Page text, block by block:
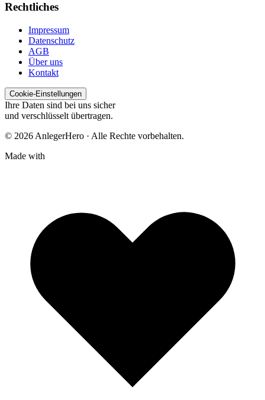
Rechtliches
Impressum
Datenschutz
AGB
Über uns
Kontakt
Cookie-Einstellungen
Ihre Daten sind bei uns sicher
und verschlüsselt übertragen.
© 2026 AnlegerHero · Alle Rechte vorbehalten.
Made with